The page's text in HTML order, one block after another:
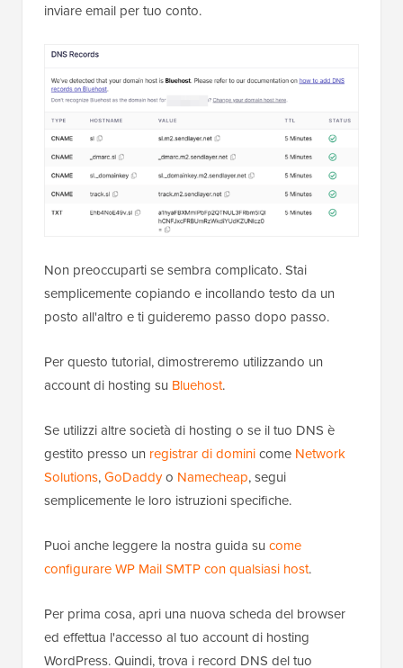
inviare email per tuo conto.
Non preoccuparti se sembra complicato. Stai
semplicemente copiando e incollando testo da un
posto all'altro e ti guideremo passo dopo passo.
Per questo tutorial, dimostreremo utilizzando un
account di hosting su Bluehost.
Se utilizzi altre società di hosting o se il tuo DNS è
gestito presso un registrar di dominicome Network
Solutions,GoDaddyo Namecheap, segui
semplicemente le loro istruzioni specifiche.
Puoi anche leggere la nostra guida su come
configurare WP Mail SMTP con qualsiasi host.
Per prima cosa, apri una nuova scheda del browser
ed effettua l'accesso al tuo account di hosting
WordPress. Quindi, trova i record DNS del tuo